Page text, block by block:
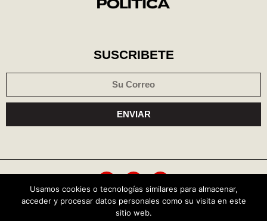
SUSCRIBETE
ENVIAR
Política de cookies Aviso de privacidad
Usamos cookies o tecnologías similares para almacenar,
acceder y procesar datos personales como su visita en este
sitio web.